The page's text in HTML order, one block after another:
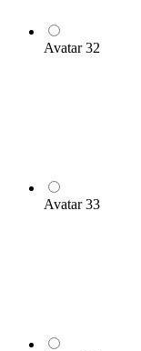
Avatar 32
Avatar 33